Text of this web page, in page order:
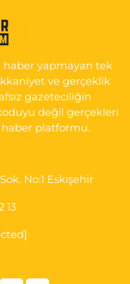
CD.8 B ESKİ DEVLET
haber yapmayan tek
ve gerçeklik
gazeteciliğin
değil gerçekleri
platformu.
No:1 Eskişehir
13